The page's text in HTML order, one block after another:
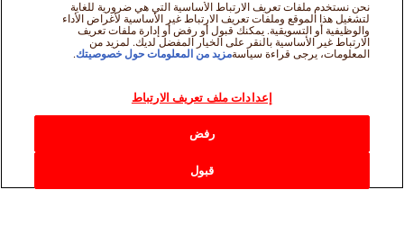
نحن نستخدم ملفات تعريف الارتباط الأساسية التي هي ضرورية للغاية
لتشغيل هذا الموقع وملفات تعريف الارتباط غير الأساسية لأغراض الأداء
والوظيفية أو التسويقية. يمكنك قبول أو رفض أو إدارة ملفات تعريف
الارتباط غير الأساسية بالنقر على الخيار المفضل لديك. لمزيد من
المعلومات، يرجى قراءة سياسةمزيد من المعلومات حول خصوصيتك.
إعدادات ملف تعريف الارتباط
رفض
قبول